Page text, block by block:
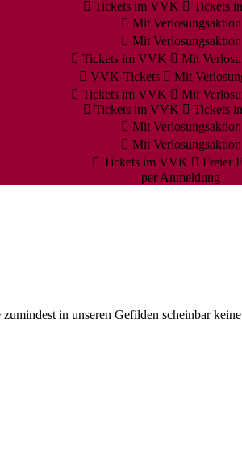
Tickets im VVK
Tickets
Mit Verlosungsaktion
Mit Verlosungsaktion
Tickets im VVK
Mit
VVK-Tickets
Mit
Tickets im VVK
Mit
Tickets im VVK
Tickets
Mit Verlosungsaktion
Mit Verlosungsaktion
Tickets im VVK
Freier
per Anmeldung
in unseren Gefilden scheinbar